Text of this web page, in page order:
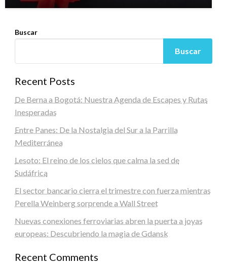
Buscar
Buscar
Recent Posts
De Berna a Bogotá: Nuestra Agenda de Escapes y Rutas
Inesperadas
Entre Panes: De la Nostalgia del Sur a la Parrilla
Mediterránea
Lesoto: El reino de los cielos que calma la sed de
Sudáfrica
El sector bancario cierra el trimestre con fuerza mientras
Perella Weinberg sorprende a Wall Street
Nuevas conexiones ferroviarias abren la puerta a joyas
europeas: Descubriendo la magia de Gdansk
Recent Comments